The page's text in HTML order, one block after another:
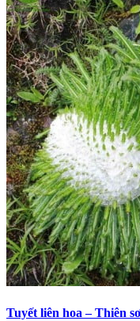
Tuyết liên hoa – Thiên